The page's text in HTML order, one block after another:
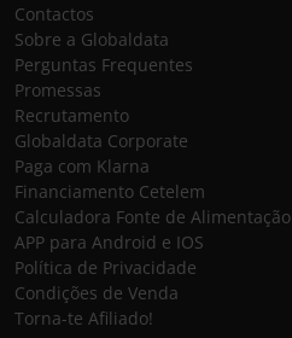
Contactos
Sobre a Globaldata
Perguntas Frequentes
Promessas
Recrutamento
Globaldata Corporate
Paga com Klarna
Financiamento Cetelem
Calculadora Fonte de Alimentação
APP para Android e IOS
Política de Privacidade
Condições de Venda
Torna-te Afiliado!